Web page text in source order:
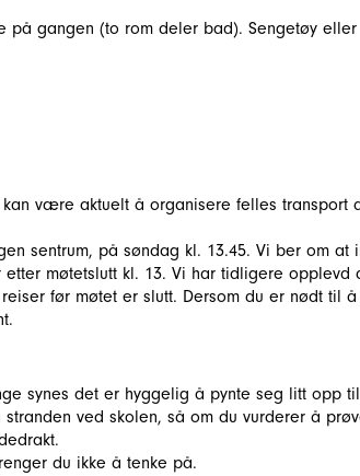
på gangen (to rom deler bad). Sengetøy eller
være aktuelt å organisere felles transport
sentrum, på søndag kl. 13.45. Vi ber om at
møtetslutt kl. 13. Vi har tidligere opplevd
før møtet er slutt. Dersom du er nødt til
synes det er hyggelig å pynte seg litt opp til
ved skolen, så om du vurderer å
du ikke å tenke på.